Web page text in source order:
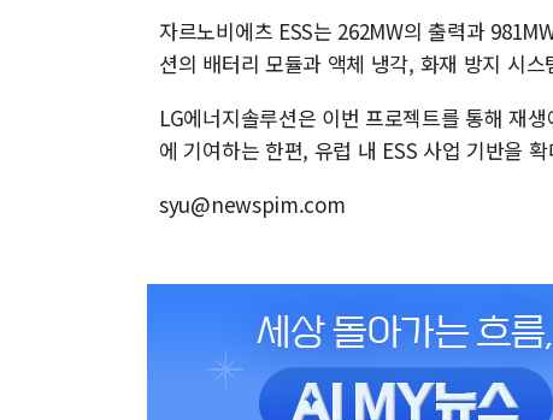
자르노비에츠 ESS는 262MW의 출력과
션의 배터리 모듈과 액체 냉각, 화재 방지 시
LG에너지솔루션은 이번 프로젝트를 통해 재
에 기여하는 한편, 유럽 내 ESS 사업 기반을
syu@newspim.com